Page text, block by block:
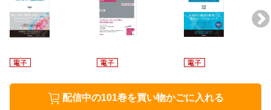
配信中の101巻を買い物かごに入れる